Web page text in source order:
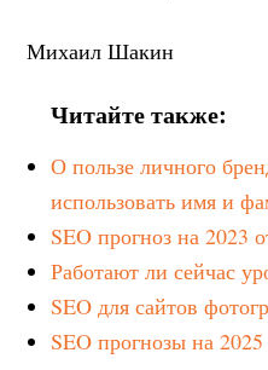
Михаил Шакин
Читайте также:
О пользе личного
использовать имя и
SEO прогноз на 2023
Работают ли сейчас
SEO для сайтов
SEO прогнозы на